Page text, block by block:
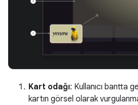
Kart odağı: Kullanıcı bantta
kartın görsel olarak